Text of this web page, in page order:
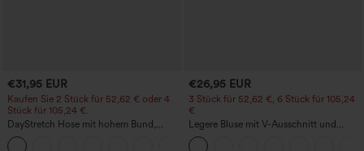
€31,95 EUR
Kaufen Sie 2 Stück für 52,62 € oder 4
Stück für 105,24 €.
DayStretch Hose mit hohem Bund,
Barrel-Leg und Taschen
€26,95 EUR
3 Stück für 52,62 €, 6 Stück für 105,24
€
Legere Bluse mit V-Ausschnitt und
kurzen Puffärmeln